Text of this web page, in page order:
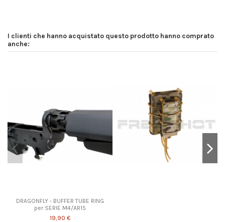
I clienti che hanno acquistato questo prodotto hanno comprato
anche:
DRAGONFLY - BUFFER TUBE RING
per SERIE M4/AR15
19,90 €